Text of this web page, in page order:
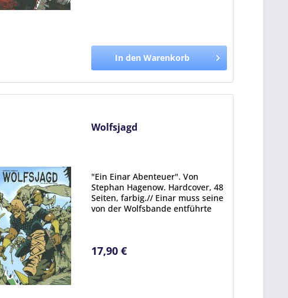
In den Warenkorb
Wolfsjagd
"Ein Einar Abenteuer". Von
Stephan Hagenow. Hardcover, 48
Seiten, farbig.// Einar muss seine
von der Wolfsbande entführte
Doch das erweist sich...
17,90 €